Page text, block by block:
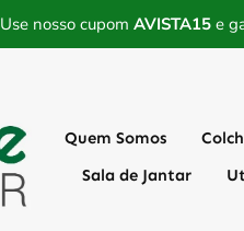
Use nosso cupom AVISTA15 e
Quem Somos
Sala de Jantar